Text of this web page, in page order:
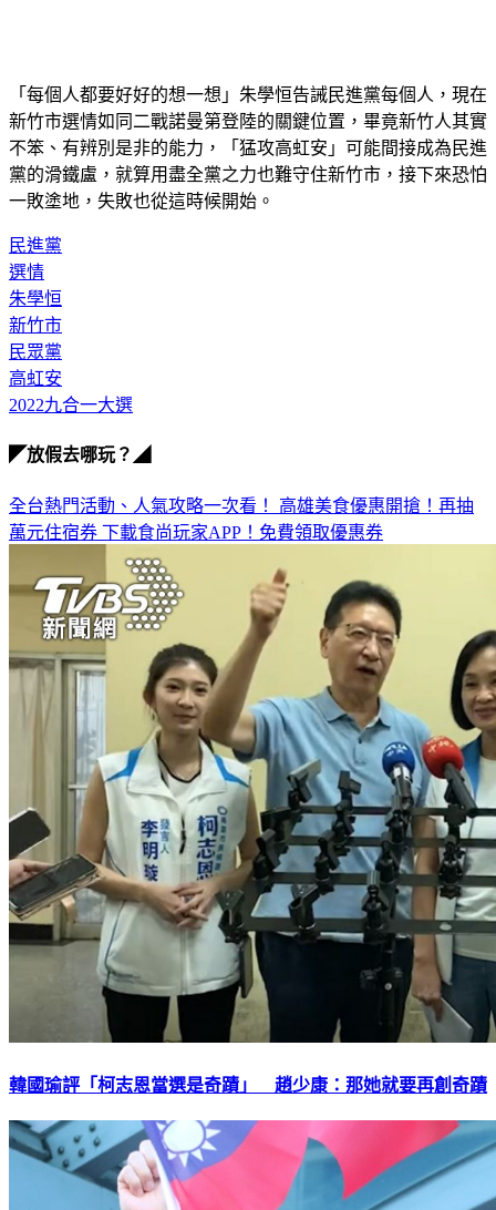
「每個人都要好好的想一想」朱學恒告誡民進黨每個人，現在
新竹市選情如同二戰諾曼第登陸的關鍵位置，畢竟新竹人其實
不笨、有辨別是非的能力，「猛攻高虹安」可能間接成為民進
黨的滑鐵盧，就算用盡全黨之力也難守住新竹市，接下來恐怕
一敗塗地，失敗也從這時候開始。
民進黨
選情
朱學恒
新竹市
民眾黨
高虹安
2022九合一大選
◤放假去哪玩？◢
全台熱門活動、人氣攻略一次看！ 高雄美食優惠開搶！再抽
萬元住宿券 下載食尚玩家APP！免費領取優惠券
韓國瑜評「柯志恩當選是奇蹟」 趙少康：那她就要再創奇蹟